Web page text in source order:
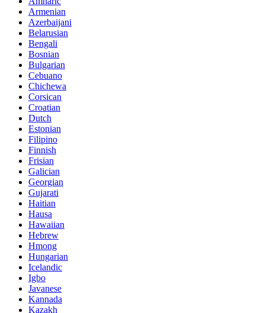
Armenian
Azerbaijani
Belarusian
Bengali
Bosnian
Bulgarian
Cebuano
Chichewa
Corsican
Croatian
Dutch
Estonian
Filipino
Finnish
Frisian
Galician
Georgian
Gujarati
Haitian
Hausa
Hawaiian
Hebrew
Hmong
Hungarian
Icelandic
Igbo
Javanese
Kannada
Kazakh